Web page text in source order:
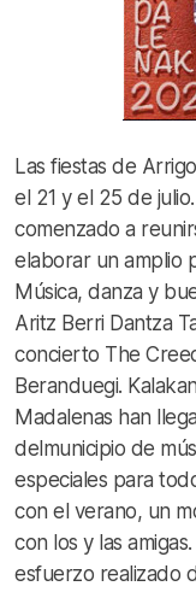
Las fiestas de
el 21 y el 25 de
comenzado a
elaborar un amplio
Música, danza y
Aritz Berri Dantza
concierto The
Beranduegi.
Madalenas han
delmunicipio de
especiales para
con el verano, un
con los y las
esfuerzo realizado